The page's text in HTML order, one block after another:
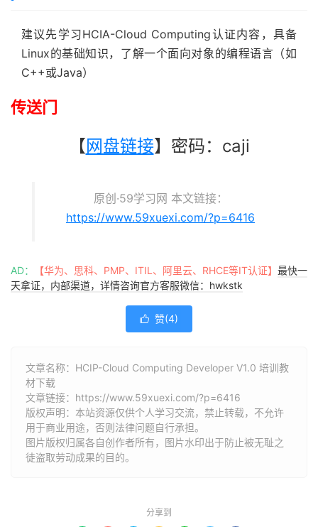
建议先学习HCIA-Cloud Computing认证内容，具备
Linux的基础知识，了解一个面向对象的编程语言（如
C++或Java）
传送门
【 网盘链接】密码：caji
原创·59学习网 本文链接：
https://www.59xuexi.com/?p=6416
AD： 【华为、思科、PMP、ITIL、阿里云、RHCE等IT认证】 最快一
天拿证，内部渠道，详情咨询官方客服微信：hwkstk
 赞(4)
文章名称：HCIP-Cloud Computing Developer V1.0 培训教
材下载
文章链接： https://www.59xuexi.com/?p=6416
版权声明：本站资源仅供个人学习交流，禁止转载，不允许
用于商业用途，否则法律问题自行承担。
图片版权归属各自创作者所有，图片水印出于防止被无耻之
徒盗取劳动成果的目的。
分享到